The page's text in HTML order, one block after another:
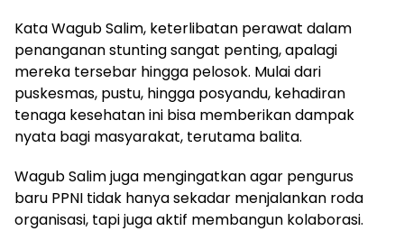
Kata Wagub Salim, keterlibatan perawat dalam
penanganan stunting sangat penting, apalagi
mereka tersebar hingga pelosok. Mulai dari
puskesmas, pustu, hingga posyandu, kehadiran
tenaga kesehatan ini bisa memberikan dampak
nyata bagi masyarakat, terutama balita.
Wagub Salim juga mengingatkan agar pengurus
baru PPNI tidak hanya sekadar menjalankan roda
organisasi, tapi juga aktif membangun kolaborasi.